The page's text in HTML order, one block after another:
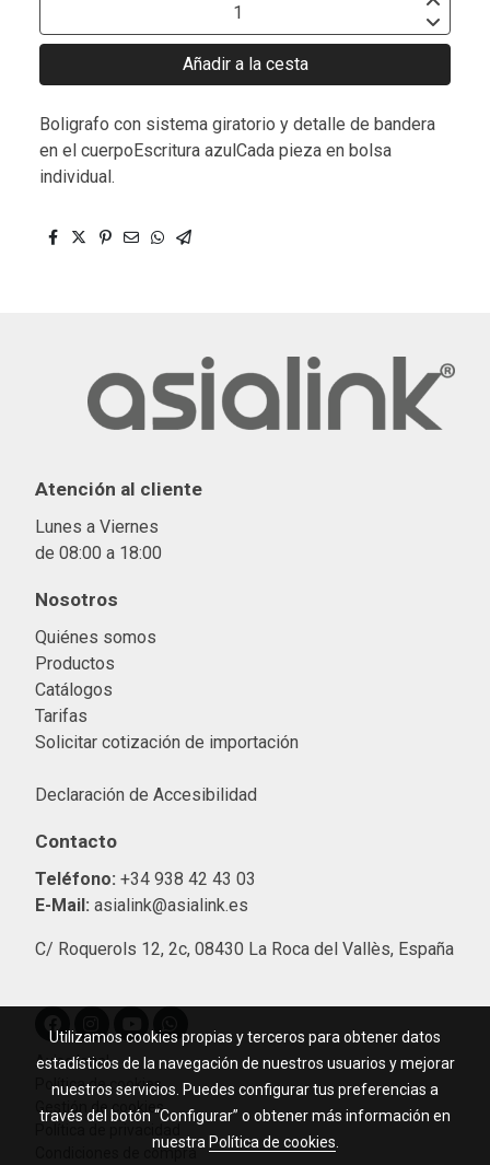
Añadir a la cesta
Boligrafo con sistema giratorio y detalle de bandera
en el cuerpoEscritura azulCada pieza en bolsa
individual.
Atención al cliente
Lunes a Viernes
de 08:00 a 18:00
Nosotros
Quiénes somos
Productos
Catálogos
Tarifas
Solicitar cotización de importación
Declaración de Accesibilidad
Contacto
Teléfono: +34 938 42 43 03
E-Mail: asialink@asialink.es
C/ Roquerols 12, 2c, 08430 La Roca del Vallès, España
Aviso legal
Política de cookies
Gestión de cookies
Condiciones de compra
Utilizamos cookies propias y terceros para obtener datos
estadísticos de la navegación de nuestros usuarios y mejorar
nuestros servicios. Puedes configurar tus preferencias a
través del botón “Configurar” o obtener más información en
nuestra Política de cookies